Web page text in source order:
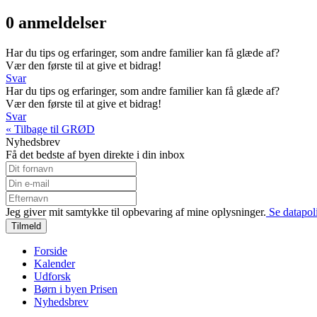
0 anmeldelser
Har du tips og erfaringer, som andre familier kan få glæde af?
Vær den første til at give et bidrag!
Svar
Har du tips og erfaringer, som andre familier kan få glæde af?
Vær den første til at give et bidrag!
Svar
« Tilbage til GRØD
Nyhedsbrev
Få det bedste af byen direkte i din inbox
Jeg giver mit samtykke til opbevaring af mine oplysninger. Se
Tilmeld
Forside
Kalender
Udforsk
Børn i byen Prisen
Nyhedsbrev